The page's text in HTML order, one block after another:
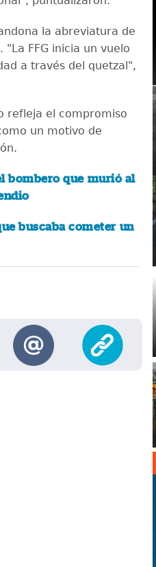
la abreviatura de
"La FFG inicia un vuelo
a través del quetzal",
refleja el compromiso
un motivo de
bombero que murió al
buscaba cometer un